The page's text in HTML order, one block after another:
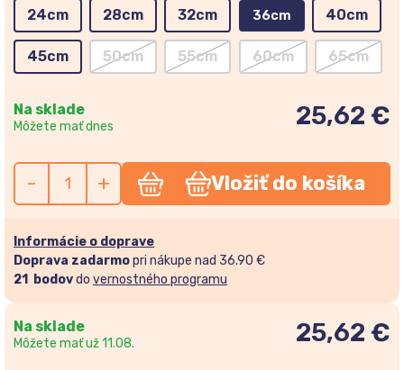
24cm 28cm 32cm 36cm 40cm
45cm 50cm 55cm 60cm 65cm
Na sklade
Môžete mať dnes 25,62 €
- + Vložiť do košíka
Informácie o doprave
Doprava zadarmopri nákupe nad 36.90 €
21
bodovdo vernostného programu
Na sklade
Môžete mať už 11.08. 25,62 €